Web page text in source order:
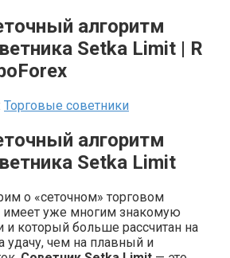
алгоритм
Setka Limit | R
Торговые советники
алгоритм
Setka Limit
о «сеточном» торговом
имеет уже многим знакомую
и который больше рассчитан на
удачу, чем на плавный и